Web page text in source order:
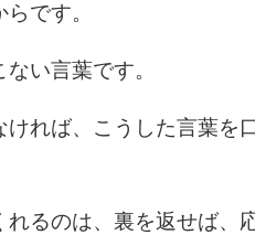
です。
い言葉です。
れば、こうした言葉を
れるのは、裏を返せば、